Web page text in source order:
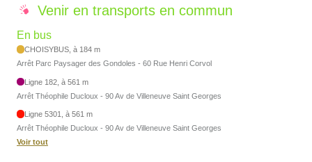
Venir en transports en commun
En bus
CHOISYBUS, à 184 m
Arrêt Parc Paysager des Gondoles - 60 Rue Henri Corvol
Ligne 182, à 561 m
Arrêt Théophile Ducloux - 90 Av de Villeneuve Saint Georges
Ligne 5301, à 561 m
Arrêt Théophile Ducloux - 90 Av de Villeneuve Saint Georges
Voir tout